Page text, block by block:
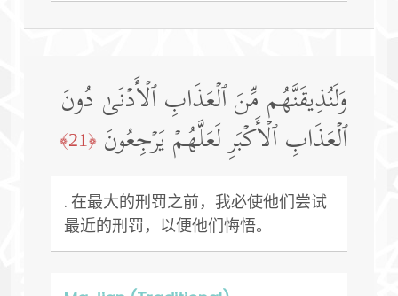
وَلَنُذِیقَنَّهُم مِّنَ ٱلۡعَذَابِ ٱلۡأَدۡنَىٰ دُونَ
ٱلۡعَذَابِ ٱلۡأَكۡبَرِ لَعَلَّهُمۡ یَرۡجِعُونَ ﴿21﴾
. 在最大的刑罚之前，我必使他们尝试
最近的刑罚，以便他们悔悟。